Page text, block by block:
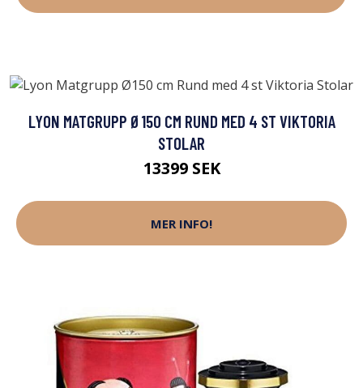
LYON MATGRUPP Ø150 CM RUND MED 4 ST VIKTORIA
STOLAR
13399 SEK
MER INFO!